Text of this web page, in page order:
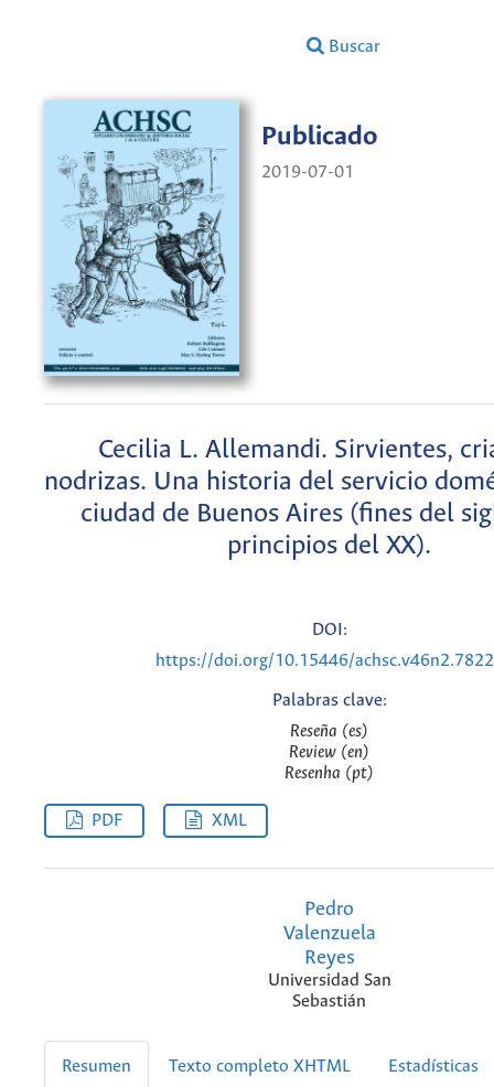
Buscar
Publicado
2019-07-01
Cecilia L. Allemandi. Sirvientes,
nodrizas. Una historia del servicio
ciudad de Buenos Aires (fines del
principios del XX).
DOI:
https://doi.org/10.15446/
Palabras clave:
Reseña (es)
Review (en)
Resenha (pt)
PDF XML
Pedro
Valenzuela
Reyes
Universidad San
Sebastián
Resumen Texto completo XHTML Estadísticas